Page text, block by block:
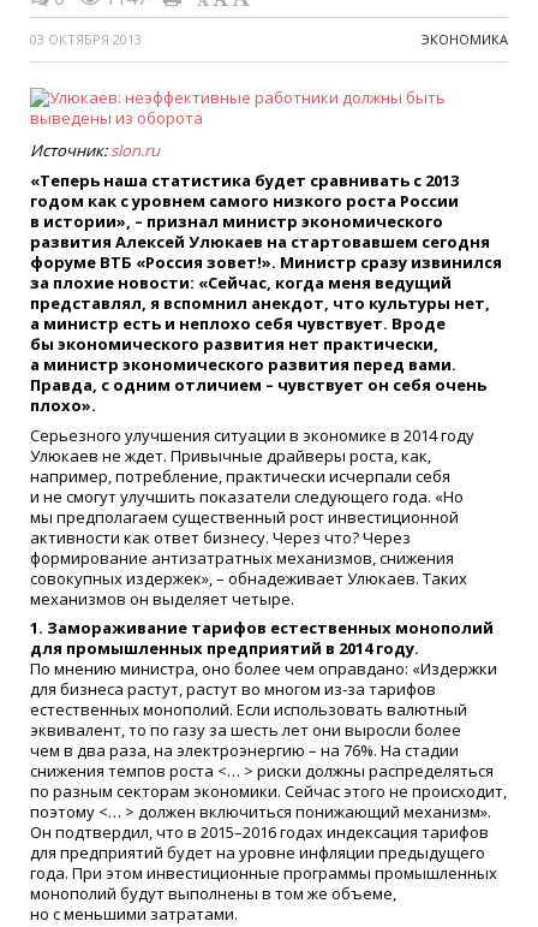
03 ОКТЯБРЯ 2013 ЭКОНОМИКА
Источник:slon.ru
«Теперь наша статистика будет сравнивать с 2013
годом как с уровнем самого низкого роста России
в истории», – признал министр экономического
развития Алексей Улюкаев на стартовавшем сегодня
форуме ВТБ «Россия зовет!». Министр сразу извинился
за плохие новости: «Сейчас, когда меня ведущий
представлял, я вспомнил анекдот, что культуры нет,
а министр есть и неплохо себя чувствует. Вроде
бы экономического развития нет практически,
а министр экономического развития перед вами.
Правда, с одним отличием – чувствует он себя очень
плохо».
Серьезного улучшения ситуации в экономике в 2014 году
Улюкаев не ждет. Привычные драйверы роста, как,
например, потребление, практически исчерпали себя
и не смогут улучшить показатели следующего года. «Но
мы предполагаем существенный рост инвестиционной
активности как ответ бизнесу. Через что? Через
формирование антизатратных механизмов, снижения
совокупных издержек», – обнадеживает Улюкаев. Таких
механизмов он выделяет четыре.
1. Замораживание тарифов естественных монополий
для промышленных предприятий в 2014 году.
По мнению министра, оно более чем оправдано: «Издержки
для бизнеса растут, растут во многом из-за тарифов
естественных монополий. Если использовать валютный
эквивалент, то по газу за шесть лет они выросли более
чем в два раза, на электроэнергию – на 76%. На стадии
снижения темпов роста <… > риски должны распределяться
по разным секторам экономики. Сейчас этого не происходит,
поэтому <… > должен включиться понижающий механизм».
Он подтвердил, что в 2015–2016 годах индексация тарифов
для предприятий будет на уровне инфляции предыдущего
года. При этом инвестиционные программы промышленных
монополий будут выполнены в том же объеме,
но с меньшими затратами.